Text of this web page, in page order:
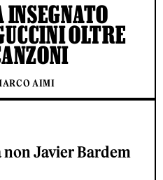
Javier Bardem
INSEGNATO
OLTRE
AIMI